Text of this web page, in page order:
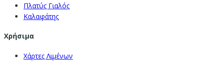
Πλατύς Γιαλός
Καλαφάτης
Χρήσιμα
Χάρτες Λιμένων